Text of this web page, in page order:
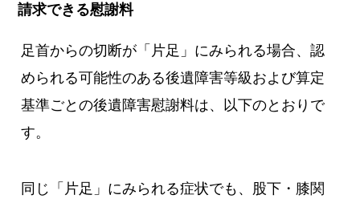
請求できる慰謝料
足首からの切断が「片足」にみられる場合、認
められる可能性のある後遺障害等級および算定
基準ごとの後遺障害慰謝料は、以下のとおりで
す。
同じ「片足」にみられる症状でも、股下・膝関